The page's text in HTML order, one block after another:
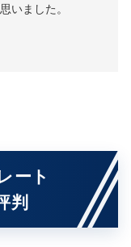
いました。
ート
判